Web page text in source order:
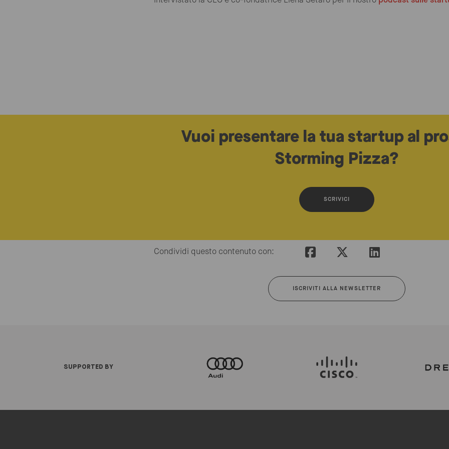
Vuoi presentare la tua startup al
Storming Pizza?
SCRIVICI
Condividi questo contenuto con:
ISCRIVITI ALLA NEWSLETTER
SUPPORTED BY